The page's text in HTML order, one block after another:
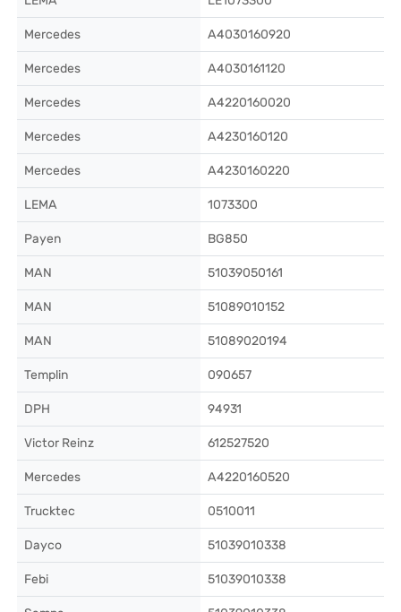
Mercedes A4030160920
Mercedes A4030161120
Mercedes A4220160020
Mercedes A4230160120
Mercedes A4230160220
LEMA 1073300
Payen BG850
MAN 51039050161
MAN 51089010152
MAN 51089020194
Templin 090657
DPH 94931
Victor Reinz 612527520
Mercedes A4220160520
Trucktec 0510011
Dayco 51039010338
Febi 51039010338